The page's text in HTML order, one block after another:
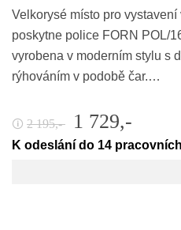
Velkorysé místo pro
poskytne police FORN POL/
vyrobena v moderním stylu s
rýhováním v podobě čar.…
🛈 2 195,- 1 729,-
K odeslání do 14